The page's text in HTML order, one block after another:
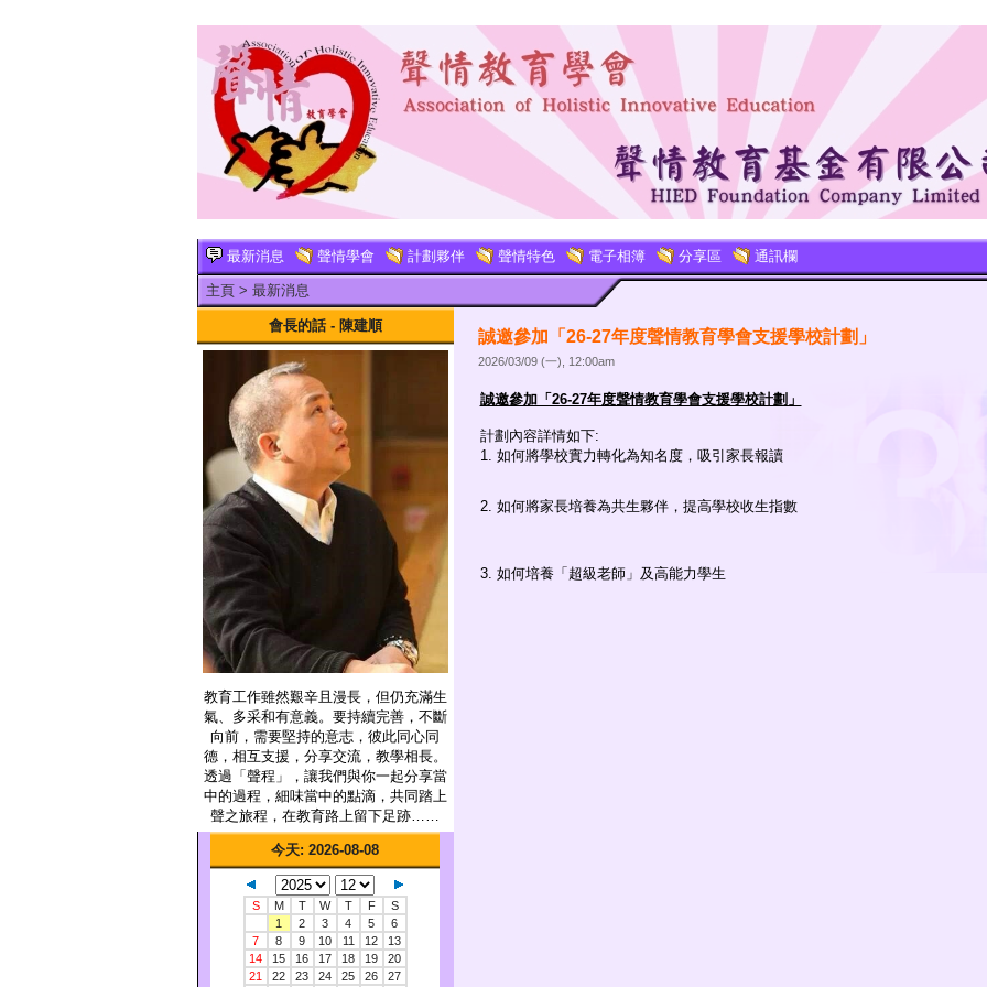
最新消息 聲情學會 計劃夥伴 聲情特色 電子相簿 分享區 通訊欄
主頁> 最新消息
會長的話 - 陳建順
教育工作雖然艱辛且漫長，但仍充滿生
氣、多采和有意義。要持續完善，不斷
向前，需要堅持的意志，彼此同心同
德，相互支援，分享交流，教學相長。
透過「聲程」，讓我們與你一起分享當
中的過程，細味當中的點滴，共同踏上
聲之旅程，在教育路上留下足跡……
今天: 2026-08-08
S M T W T F
S
1
2 3 4 5
6
7
8 9 10 11 12
13
14
15 16 17 18 19
20
21
22 23 24 25 26 27
誠邀參加「26-27年度聲情教育學會支援學校計劃」
2026/03/09 (一), 12:00am
誠邀參加「26-27年度聲情教育學會支援學校計劃」
計劃內容詳情如下:
1. 如何將學校實力轉化為知名度，吸引家長報讀
2. 如何將家長培養為共生夥伴，提高學校收生指數
3. 如何培養「超級老師」及高能力學生